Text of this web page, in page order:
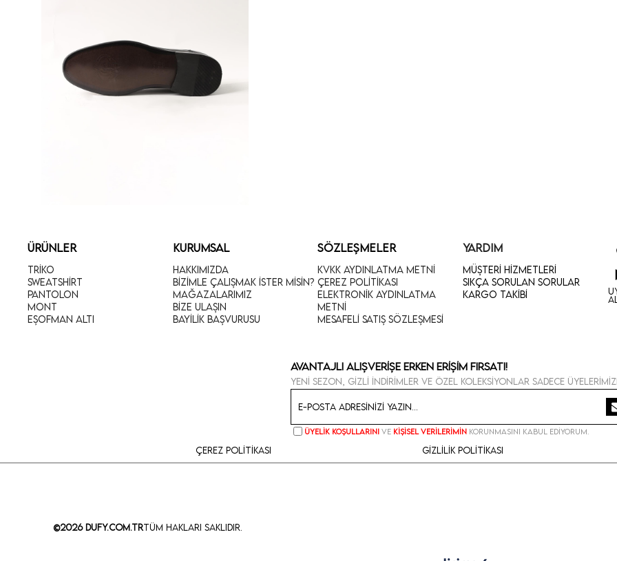
ÜRÜNLER
Triko
Sweatshirt
Pantolon
Mont
Eşofman Altı
KURUMSAL
Hakkımızda
Bizimle Çalışmak İster Misin?
Mağazalarımız
Bize Ulaşın
Bayilik Başvurusu
SÖZLEŞMELER
KVKK Aydınlatma Metni
Çerez Politikası
Elektronik Aydınlatma
Metni
Mesafeli Satış Sözleşmesi
YARDIM
Müşteri Hizmetleri
Sıkça Sorulan Sorular
Kargo Takibi
Avantajlı Alışverişe Erken Erişim Fırsatı!
Yeni sezon, gizli indirimler ve özel koleksiyonlar sadece
Üyelik koşullarını ve kişisel verilerimin korunmasını kabul ediyorum.
Çerez Politikası Gizlilik Politikası
©2026 Dufy.com.trTüm Hakları Saklıdır.